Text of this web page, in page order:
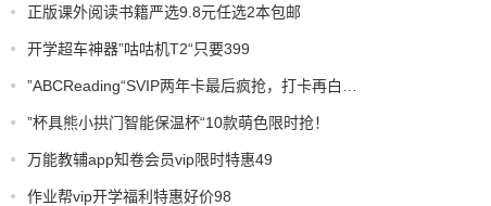
正版课外阅读书籍严选9.8元任选2本包邮
开学超车神器”咕咕机T2“只要399
”杯具熊小拱门智能保温杯“10款萌色限时抢！
万能教辅app知卷会员vip限时特惠49
作业帮vip开学福利特惠好价98